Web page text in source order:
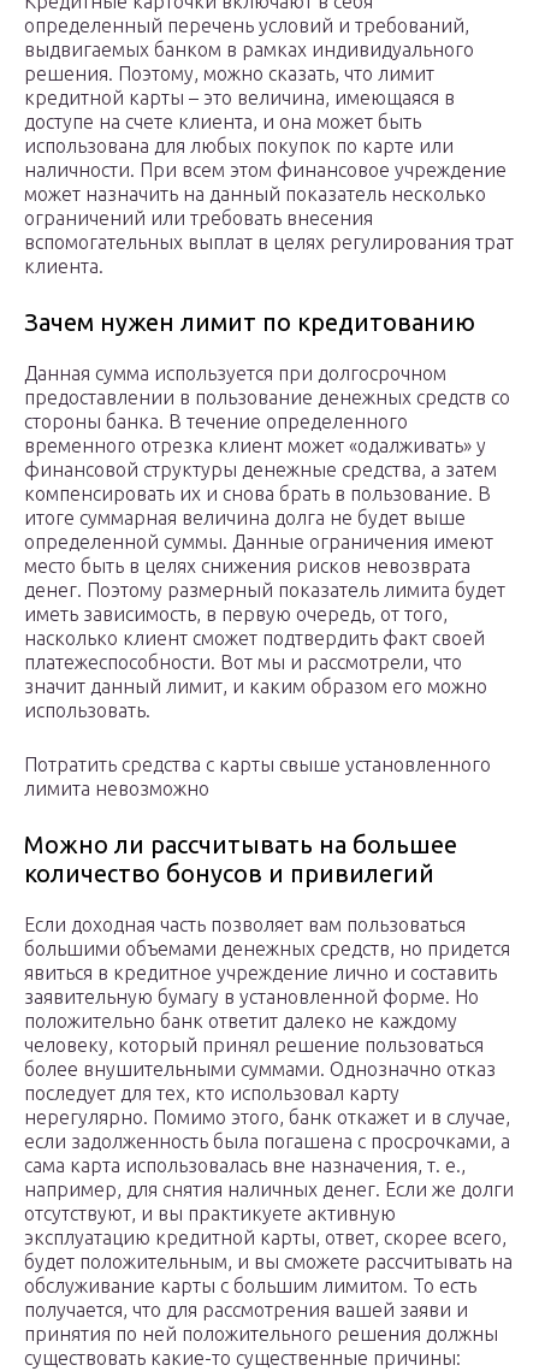
определенный перечень условий и требований,
выдвигаемых банком в рамках индивидуального
решения. Поэтому, можно сказать, что лимит
кредитной карты – это величина, имеющаяся в
доступе на счете клиента, и она может быть
использована для любых покупок по карте или
наличности. При всем этом финансовое учреждение
может назначить на данный показатель несколько
ограничений или требовать внесения
вспомогательных выплат в целях регулирования трат
клиента.
Зачем нужен лимит по кредитованию
Данная сумма используется при долгосрочном
предоставлении в пользование денежных средств со
стороны банка. В течение определенного
временного отрезка клиент может «одалживать» у
финансовой структуры денежные средства, а затем
компенсировать их и снова брать в пользование. В
итоге суммарная величина долга не будет выше
определенной суммы. Данные ограничения имеют
место быть в целях снижения рисков невозврата
денег. Поэтому размерный показатель лимита будет
иметь зависимость, в первую очередь, от того,
насколько клиент сможет подтвердить факт своей
платежеспособности. Вот мы и рассмотрели, что
значит данный лимит, и каким образом его можно
использовать.
Потратить средства с карты свыше установленного
лимита невозможно
Можно ли рассчитывать на большее
количество бонусов и привилегий
Если доходная часть позволяет вам пользоваться
большими объемами денежных средств, но придется
явиться в кредитное учреждение лично и составить
заявительную бумагу в установленной форме. Но
положительно банк ответит далеко не каждому
человеку, который принял решение пользоваться
более внушительными суммами. Однозначно отказ
последует для тех, кто использовал карту
нерегулярно. Помимо этого, банк откажет и в случае,
если задолженность была погашена с просрочками, а
сама карта использовалась вне назначения, т. е.,
например, для снятия наличных денег. Если же долги
отсутствуют, и вы практикуете активную
эксплуатацию кредитной карты, ответ, скорее всего,
будет положительным, и вы сможете рассчитывать на
обслуживание карты с большим лимитом. То есть
получается, что для рассмотрения вашей заяви и
принятия по ней положительного решения должны
существовать какие-то существенные причины: